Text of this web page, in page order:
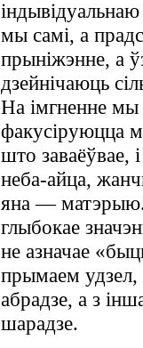
мы самі, а
прыніжэнне, а
дзейнічаюць
На імгненне мы
факусіруюцца
што заваёўвае,
неба-айца,
яна — матэрыю.
глыбокае
не азначае
прымаем удзел,
абрадзе, а з
шарадзе.